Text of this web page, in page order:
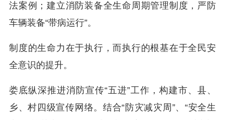
法案例；建立消防装备全生命周期管理制度，严防
车辆装备“带病运行”。
制度的生命力在于执行，而执行的根基在于全民安
全意识的提升。
娄底纵深推进消防宣传“五进”工作，构建市、县、
乡、村四级宣传网络。结合“防灾减灾周”、“安全生